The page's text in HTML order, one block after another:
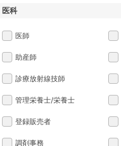
医科
医師
助産師
診療放射線技師
管理栄養士/栄養士
登録販売者
調剤事務